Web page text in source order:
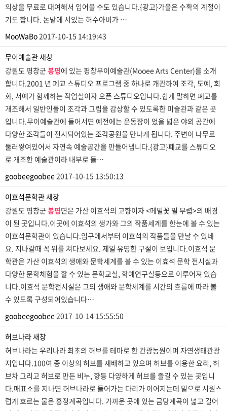
의상을 무료로 대여해서 입어볼 수도 있습니다.{광고}가을은 수확의 계절이
기도 합니다. 논밭에 서있는 허수아비가 …
MooWaBo2017-10-15 14:19:43
무이예술관새창
강원도 평창군 봉평에 있는 평창무이예술관(Mooee Arts Center)를 소개
합니다.2001 년 폐교 스튜디오 프로그램 중 하나로 개관하여 조각, 도예, 회
화, 서예가 함께하는 작업실이자 오픈 스튜디오입니다.쉽게 말하면 폐교를
개조해서 일반인들이 조각과 그림을 감상할 수 있도록한 미술관과 같은 곳
입니다.무이예술관에 들어서면 예전에는 운동장이 었을 넓은 야외 공간에
다양한 조각들이 전시되어있는 조각공원을 만나게 됩니다. 주변이 나무로
둘러쌓여있어서 자연속 예술공간을 만들어냅니다.{광고}폐교를 스튜디오
로 개조한 예술관이라 내부로 들…
goobeegoobee2017-10-15 13:50:13
이효석문학관새창
강원도 평창군 봉평면은 가산 이효석의 고향이자 <메밀꽃 필 무렵>의 배경
이 된 곳입니다.이곳에 이효석의 생가와 그의 작품세계를 한눈에 볼 수 있는
이효석문학관이 있습니다.입구에서부터 이효석의 작품들을 만날 수 있네
요. 지나갈때 꼭 위를 쳐다보세요. 제일 유명한 구절이 보입니다.이효석 문
학관은 가산 이효석의 생애와 문학세계를 볼 수 있는 이효석 문학 전시실과
다양한 문학체험을 할 수 있는 문학교실, 학예연구실등으로 이루어져 있습
니다.이효석 문학전시실은 그의 생애와 문학세계를 시간의 흐름에 따라 볼
수 있도록 구성되어있습니다…
goobeegoobee2017-10-14 15:55:50
허브나라새창
허브나라는 우리나라 최초의 허브를 테마로 한 관광농원이며 자연생태관광
지입니다.100여 종 이상의 허브를 재배하고 있으며 허브를 이용한 요리, 허
브차 그리고 허브로 만든 비누, 향등 다양하게 허브를 즐길 수 있는 곳입니
다.매표소를 지나면 허브나라로 들어가는 다리가 이어지는데 밑으로 시원스
럽게 흐르는 물은 흥정계곡입니다. 가까운 곳에 있는 금당계곡이 넓고 길어